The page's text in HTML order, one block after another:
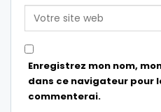
Enregistrez mon nom,
dans ce navigateur pour
commenterai.